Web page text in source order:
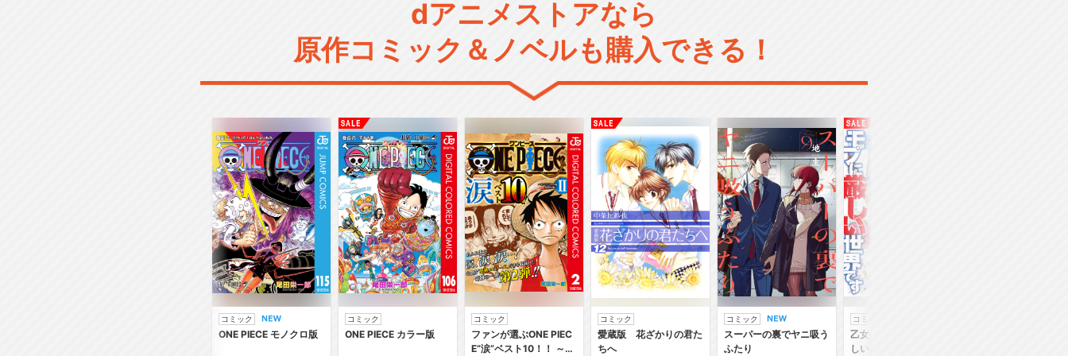
dアニメストアなら
原作コミック＆ノベルも購入できる！
コミック
ONE PIECE モノクロ版
コミック
ONE PIECE カラー版
コミック
ファンが選ぶONE PIEC
E“涙”ベスト10！！ ～サ
コミック
愛蔵版 花ざかりの君た
ちへ
コミック
スーパーの裏でヤニ吸う
ふたり
コミック
乙女ゲー世界はモブに厳
しい世界です